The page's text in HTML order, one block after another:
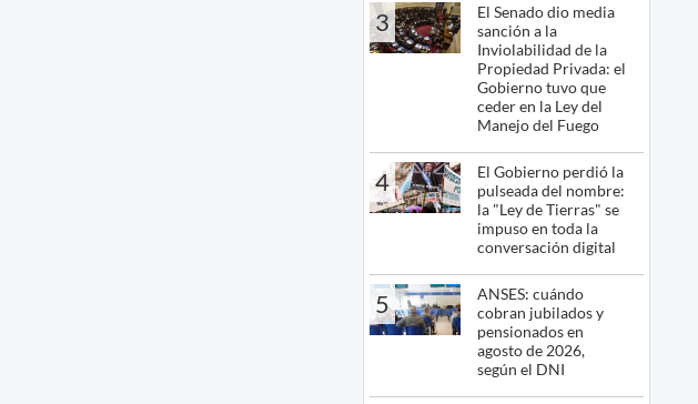
3
El Senado dio media
sanción a la
Inviolabilidad de la
Propiedad Privada: el
Gobierno tuvo que
ceder en la Ley del
Manejo del Fuego
4
El Gobierno perdió la
pulseada del nombre:
la "Ley de Tierras" se
impuso en toda la
conversación digital
5
ANSES: cuándo
cobran jubilados y
pensionados en
agosto de 2026,
según el DNI